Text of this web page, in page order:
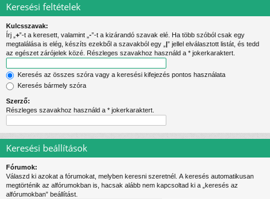
kKeresési feltételek
Kulcsszavak:
Írj „ +”-t a keresett, valamint „ -”-t a kizárandó szavak elé. Ha több szóból csak egy
megtalálása is elég, készíts ezekből a szavakból egy „ |” jellel elválasztott listát, és tedd
az egészet zárójelek közé. Részleges szavakhoz használd a * jokerkaraktert.
Keresés az összes szóra vagy a keresési kifejezés pontos használata
Keresés bármely szóra
Szerző:
Részleges szavakhoz használd a * jokerkaraktert.
Keresési beállítások
Fórumok:
Válaszd ki azokat a fórumokat, melyben keresni szeretnél. A keresés automatikusan
megtörténik az alfórumokban is, hacsak alább nem kapcsoltad ki a „keresés az
alfórumokban” beállítást.